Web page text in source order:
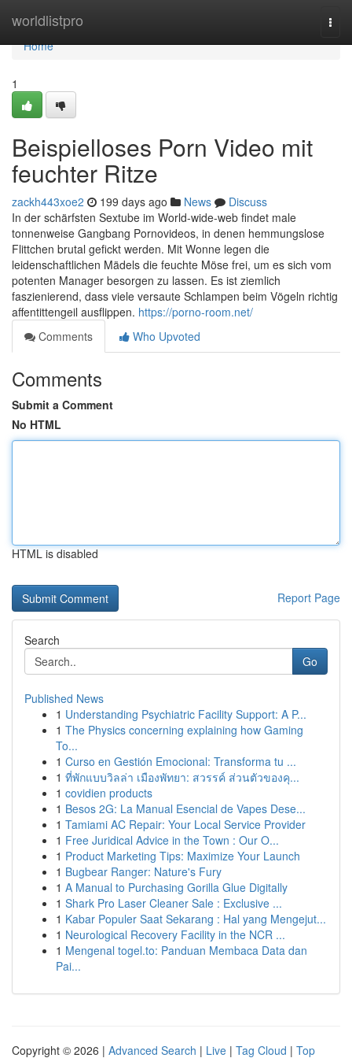
worldlistpro
Home
Home
1
Beispielloses Porn Video mit
feuchter Ritze
zackh443xoe2 199 days ago News
Discuss
In der schärfsten Sextube im World-wide-web findet male
tonnenweise Gangbang Pornovideos, in denen hemmungslose
Flittchen brutal gefickt werden. Mit Wonne legen die
leidenschaftlichen Mädels die feuchte Möse frei, um es sich vom
potenten Manager besorgen zu lassen. Es ist ziemlich
faszienierend, dass viele versaute Schlampen beim Vögeln richtig
affentittengeil ausflippen. https://porno-room.net/
Comments
Who Upvoted
Comments
Submit a Comment
No HTML
HTML is disabled
Report Page
Search
Go
Published News
1 Understanding Psychiatric Facility Support: A P...
1 The Physics concerning explaining how Gaming
To...
1 Curso en Gestión Emocional: Transforma tu ...
1 ที่พักแบบวิลล่า เมืองพัทยา: สวรรค์ ส่วนตัวของคุ...
1 covidien products
1 Besos 2G: La Manual Esencial de Vapes Dese...
1 Tamiami AC Repair: Your Local Service Provider
1 Free Juridical Advice in the Town : Our O...
1 Product Marketing Tips: Maximize Your Launch
1 Bugbear Ranger: Nature's Fury
1 A Manual to Purchasing Gorilla Glue Digitally
1 Shark Pro Laser Cleaner Sale : Exclusive ...
1 Kabar Populer Saat Sekarang : Hal yang Mengejut...
1 Neurological Recovery Facility in the NCR ...
1 Mengenal togel.to: Panduan Membaca Data dan
Pai...
Copyright © 2026 | Advanced Search | Live | Tag Cloud | Top